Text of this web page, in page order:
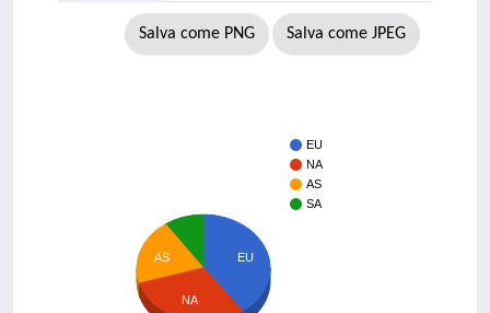
Salva come PNG Salva come JPEG
EU
NA
AS
SA
EU
AS
NA